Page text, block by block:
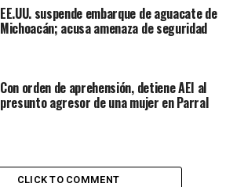
EE.UU. suspende embarque de aguacate de
Michoacán; acusa amenaza de seguridad
Con orden de aprehensión, detiene AEI al
presunto agresor de una mujer en Parral
CLICK TO COMMENT